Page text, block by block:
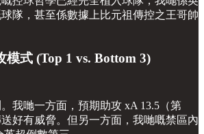
隊，甚至係數據上比元祖傳控之王哥帥
模式 (Top 1 vs. Bottom 3)
我哋一方面，預期助攻 xA 13.5（第
好有威脅。但另一方面，我哋嘅禁區內